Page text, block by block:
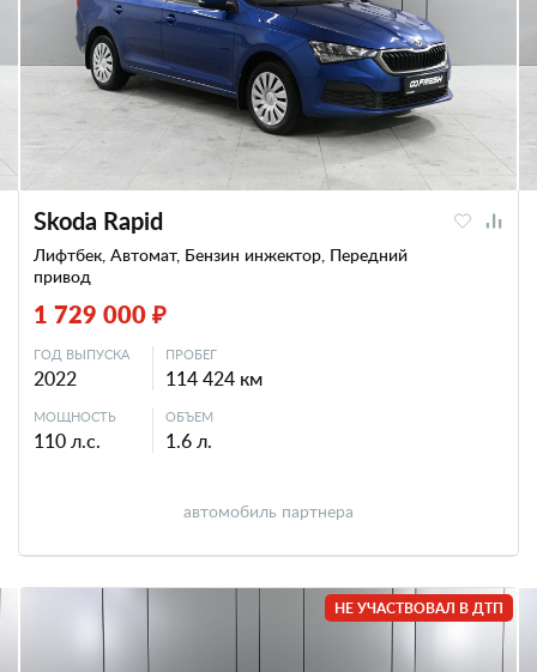
Skoda Rapid
Лифтбек, Автомат, Бензин инжектор, Передний
привод
1 729 000 ₽
ГОД ВЫПУСКА
2022
ПРОБЕГ
114 424 км
МОЩНОСТЬ
110 л.с.
ОБЪЕМ
1.6 л.
автомобиль партнера
НЕ УЧАСТВОВАЛ В ДТП